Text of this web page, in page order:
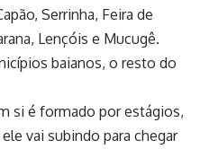
Serrinha, Feira de
Lençóis e Mucugê.
baianos, o resto do
si é formado por estágios,
vai subindo para chegar